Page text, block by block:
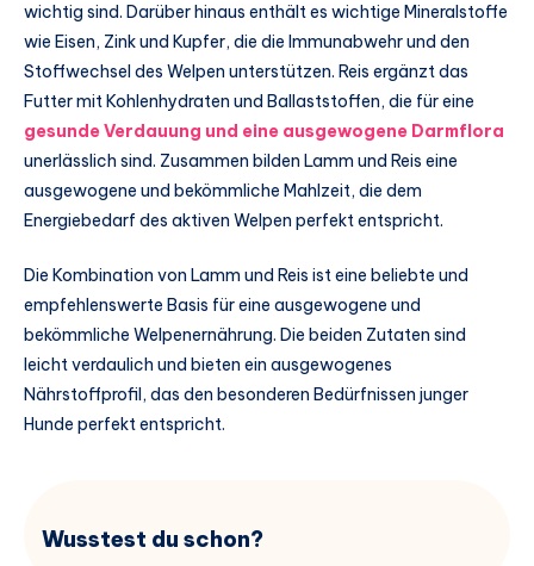
wichtig sind. Darüber hinaus enthält es wichtige Mineralstoffe
wie Eisen, Zink und Kupfer, die die Immunabwehr und den
Stoffwechsel des Welpen unterstützen. Reis ergänzt das
Futter mit Kohlenhydraten und Ballaststoffen, die für eine
gesunde Verdauung und eine ausgewogene Darmflora
unerlässlich sind. Zusammen bilden Lamm und Reis eine
ausgewogene und bekömmliche Mahlzeit, die dem
Energiebedarf des aktiven Welpen perfekt entspricht.
Die Kombination von Lamm und Reis ist eine beliebte und
empfehlenswerte Basis für eine ausgewogene und
bekömmliche Welpenernährung. Die beiden Zutaten sind
leicht verdaulich und bieten ein ausgewogenes
Nährstoffprofil, das den besonderen Bedürfnissen junger
Hunde perfekt entspricht.
Wusstest du schon?